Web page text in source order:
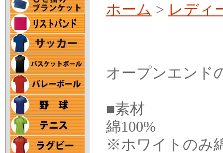
ホーム > レディ
オープンエンド
■素材
綿100%
※ホワイトのみ